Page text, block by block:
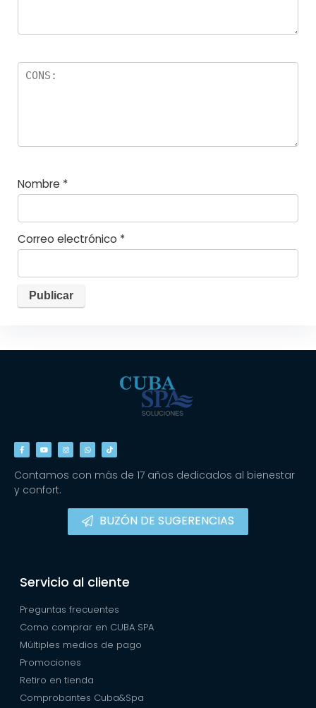
Nombre *
Correo electrónico *
Contamos con más de 17 años dedicados al bienestar
y confort.
BUZÓN DE SUGERENCIAS
Servicio al cliente
Preguntas frecuentes
Como comprar en CUBA SPA
Múltiples medios de pago
Promociones
Retiro en tienda
Comprobantes Cuba&Spa